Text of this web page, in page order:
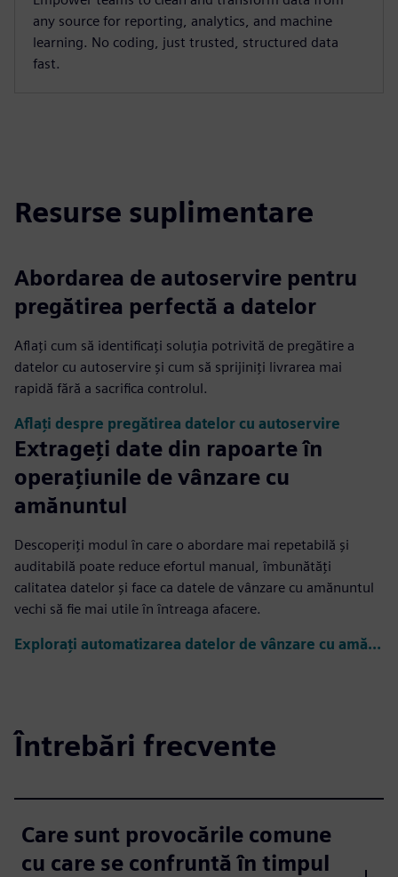
any source for reporting, analytics, and machine
learning. No coding, just trusted, structured data
fast.
Resurse suplimentare
Abordarea de autoservire pentru
pregătirea perfectă a datelor
Aflați cum să identificați soluția potrivită de pregătire a
datelor cu autoservire și cum să sprijiniți livrarea mai
rapidă fără a sacrifica controlul.
Aflați despre pregătirea datelor cu autoservire
Extrageți date din rapoarte în
operațiunile de vânzare cu
amănuntul
Descoperiți modul în care o abordare mai repetabilă și
auditabilă poate reduce efortul manual, îmbunătăți
calitatea datelor și face ca datele de vânzare cu amănuntul
vechi să fie mai utile în întreaga afacere.
Explorați automatizarea datelor de vânzare cu amănuntul
Întrebări frecvente
Care sunt provocările comune
cu care se confruntă în timpul